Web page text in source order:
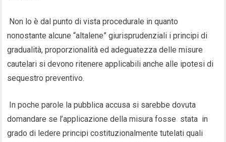
Non lo è dal punto di vista procedurale in quanto
nonostante alcune “altalene” giurisprudenziali i principi di
gradualità, proporzionalità ed adeguatezza delle misure
cautelari si devono ritenere applicabili anche alle ipotesi di
sequestro preventivo.
In poche parole la pubblica accusa si sarebbe dovuta
domandare se l’applicazione della misura fosse stata in
grado di ledere principi costituzionalmente tutelati quali